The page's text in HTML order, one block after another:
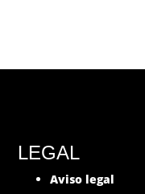
LEGAL
Aviso legal